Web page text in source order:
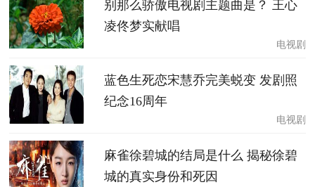
别那么骄傲电视剧主题曲是？ 王心
凌佟梦实献唱
电视剧
蓝色生死恋宋慧乔完美蜕变 发剧照
纪念16周年
电视剧
麻雀徐碧城的结局是什么 揭秘徐碧
城的真实身份和死因